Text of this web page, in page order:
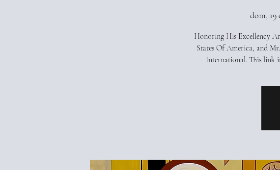
dom, 19
Honoring His Excellency
States Of America, and
International. This link